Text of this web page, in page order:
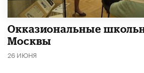
​Окказиональные
Москвы
26 ИЮНЯ